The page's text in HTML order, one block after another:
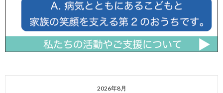
2026年8月